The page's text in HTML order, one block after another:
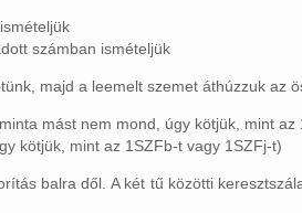
számban ismételjük
majd a leemelt szemet áthúzzuk az
mást nem mond, úgy kötjük, mint az
kötjük, mint az 1SZFb-t vagy 1SZFj-t)
balra dől. A két tű közötti